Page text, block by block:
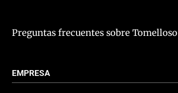
Preguntas frecuentes sobre Tomelloso
EMPRESA